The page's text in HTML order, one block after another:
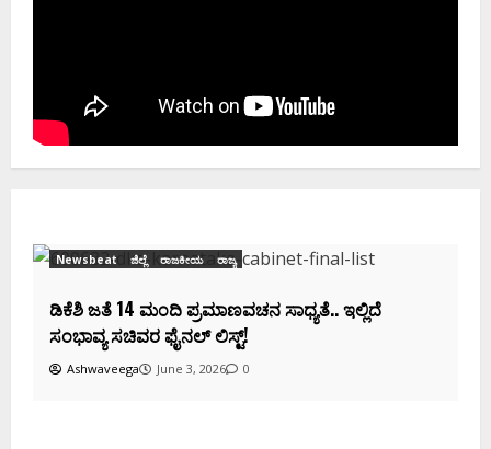
Newsbeat ಜಿಲ್ಲೆ ರಾಜಕೀಯ ರಾಜ್ಯ
ಡಿಕೆಶಿ ಜತೆ 14 ಮಂದಿ ಪ್ರಮಾಣವಚನ ಸಾಧ್ಯತೆ.. ಇಲ್ಲಿದೆ
ಸಂಭಾವ್ಯ ಸಚಿವರ ಫೈನಲ್ ಲಿಸ್ಟ್‌!
Ashwaveega June 3, 2026 0